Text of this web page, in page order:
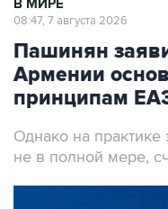
Пашинян
Армении
принципам
Однако на практике